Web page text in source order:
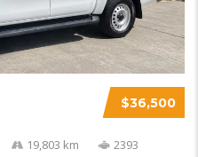
$36,500
19,803 km
2393